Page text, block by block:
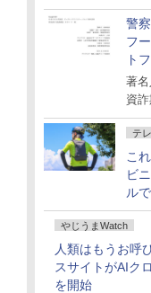
警
フ
ト
し
著
資
テ
こ
ビ
ル
ス
ど
ど
やじうまWatch
人類はもうお呼
スサイトがAIク
を開始